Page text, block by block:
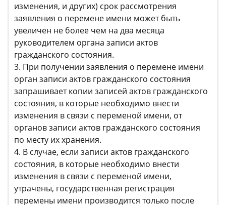
изменения, и других) срок рассмотрения
заявления о перемене имени может быть
увеличен не более чем на два месяца
руководителем органа записи актов
гражданского состояния.
3. При получении заявления о перемене имени
орган записи актов гражданского состояния
запрашивает копии записей актов гражданского
состояния, в которые необходимо внести
изменения в связи с переменой имени, от
органов записи актов гражданского состояния
по месту их хранения.
4. В случае, если записи актов гражданского
состояния, в которые необходимо внести
изменения в связи с переменой имени,
утрачены, государственная регистрация
перемены имени производится только после